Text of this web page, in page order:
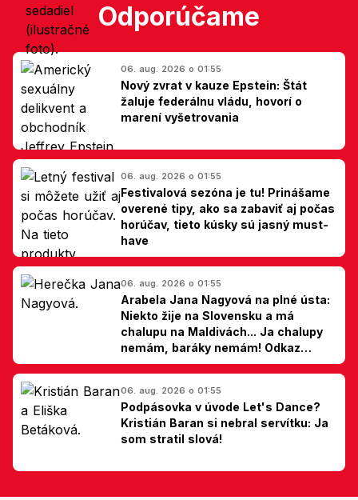
Odporúčame
06. aug. 2026 o 01:55
Nový zvrat v kauze Epstein: Štát
žaluje federálnu vládu, hovorí o
marení vyšetrovania
06. aug. 2026 o 01:55
Festivalová sezóna je tu! Prinášame
overené tipy, ako sa zabaviť aj počas
horúčav, tieto kúsky sú jasný must-
have
06. aug. 2026 o 01:55
Arabela Jana Nagyová na plné ústa:
Niekto žije na Slovensku a má
chalupu na Maldivách... Ja chalupy
nemám, baráky nemám! Odkaz
Slovákom
06. aug. 2026 o 01:55
Podpásovka v úvode Let's Dance?
Kristián Baran si nebral servítku: Ja
som stratil slová!